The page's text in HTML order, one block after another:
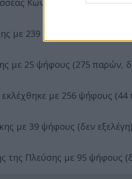
Κωνσταντινόπουλος με
με 239 (31 παρών)
με 25 ψήφους (275 παρών,
εκλέχθηκε με 256 ψήφους
με 39 ψήφους (δεν εξελέγη)
της Πλεύσης με 95 ψήφους